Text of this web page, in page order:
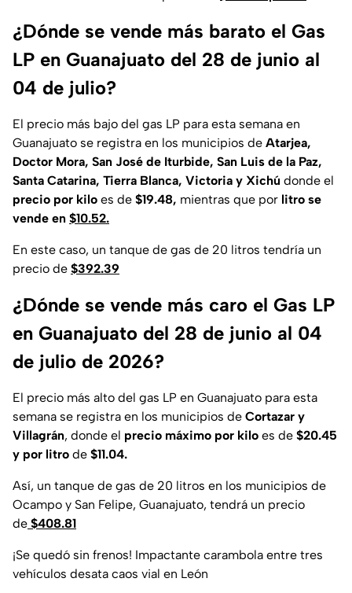
¿Dónde se vende más barato el Gas
LP en Guanajuato del 28 de junio al
04 de julio?
El precio más bajo del gas LP para esta semana en
Guanajuato se registra en los municipios de Atarjea,
Doctor Mora, San José de Iturbide, San Luis de la Paz,
Santa Catarina, Tierra Blanca, Victoria y Xichú donde el
precio por kilo es de $19.48, mientras que por litro se
vende en $10.52.
En este caso, un tanque de gas de 20 litros tendría un
precio de $392.39
¿Dónde se vende más caro el Gas LP
en Guanajuato del 28 de junio al 04
de julio de 2026?
El precio más alto del gas LP en Guanajuato para esta
semana se registra en los municipios de Cortazar y
Villagrán, donde el precio máximo por kilo es de $20.45
y por litro de $11.04.
Así, un tanque de gas de 20 litros en los municipios de
Ocampo y San Felipe, Guanajuato, tendrá un precio
de $408.81
¡Se quedó sin frenos! Impactante carambola entre tres
vehículos desata caos vial en León